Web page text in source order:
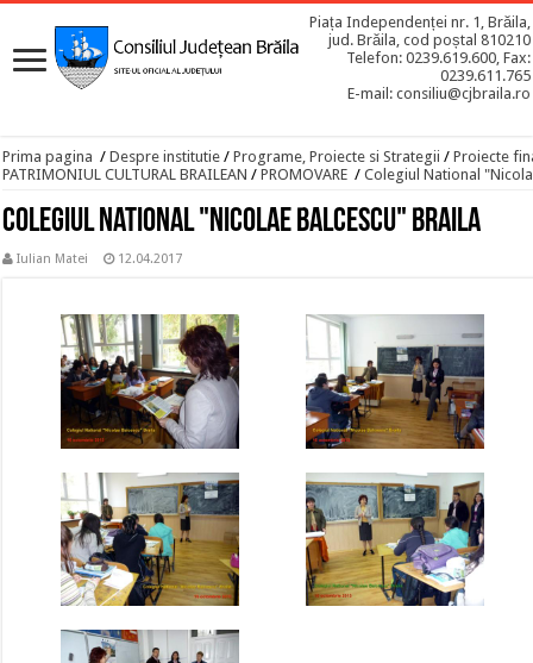
Piața Independenței nr. 1, Brăila,
jud. Brăila, cod poștal 810210
Telefon: 0239.619.600, Fax:
0239.611.765
E-mail: consiliu@cjbraila.ro
Prima pagina / Despre institutie / Programe, Proiecte si Strategii / Proiecte
PATRIMONIUL CULTURAL BRAILEAN / PROMOVARE / Colegiul National
Colegiul National "Nicolae Balcescu" Braila
Iulian Matei 12.04.2017